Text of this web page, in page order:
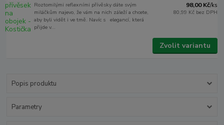
Roztomilými reflexními přívěsky dáte svým
miláčkům najevo, že vám na nich záleží a chcete,
aby byli vidět i ve tmě. Navíc s elegancí, která
přijde v...
98,00 Kč/ks
80,99 Kč bez DPH
Zvolit variantu
Popis produktu
Parametry